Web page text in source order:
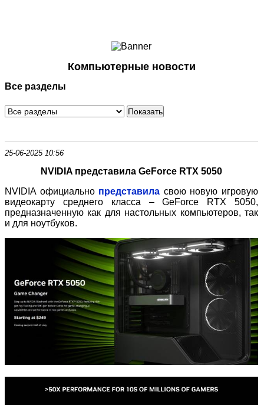
Смартфоны
Периферия
Программное обеспечение
Компьютерные новости
Все разделы
25-06-2025 10:56
NVIDIA представила GeForce RTX 5050
NVIDIA официально представила свою новую игровую
видеокарту среднего класса – GeForce RTX 5050,
предназначенную как для настольных компьютеров, так
и для ноутбуков.